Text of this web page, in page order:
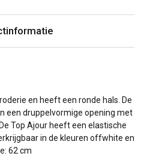
en heeft een ronde hals. De
een druppelvormige opening met
Top Ajour heeft een elastische
in de kleuren offwhite en
62 cm